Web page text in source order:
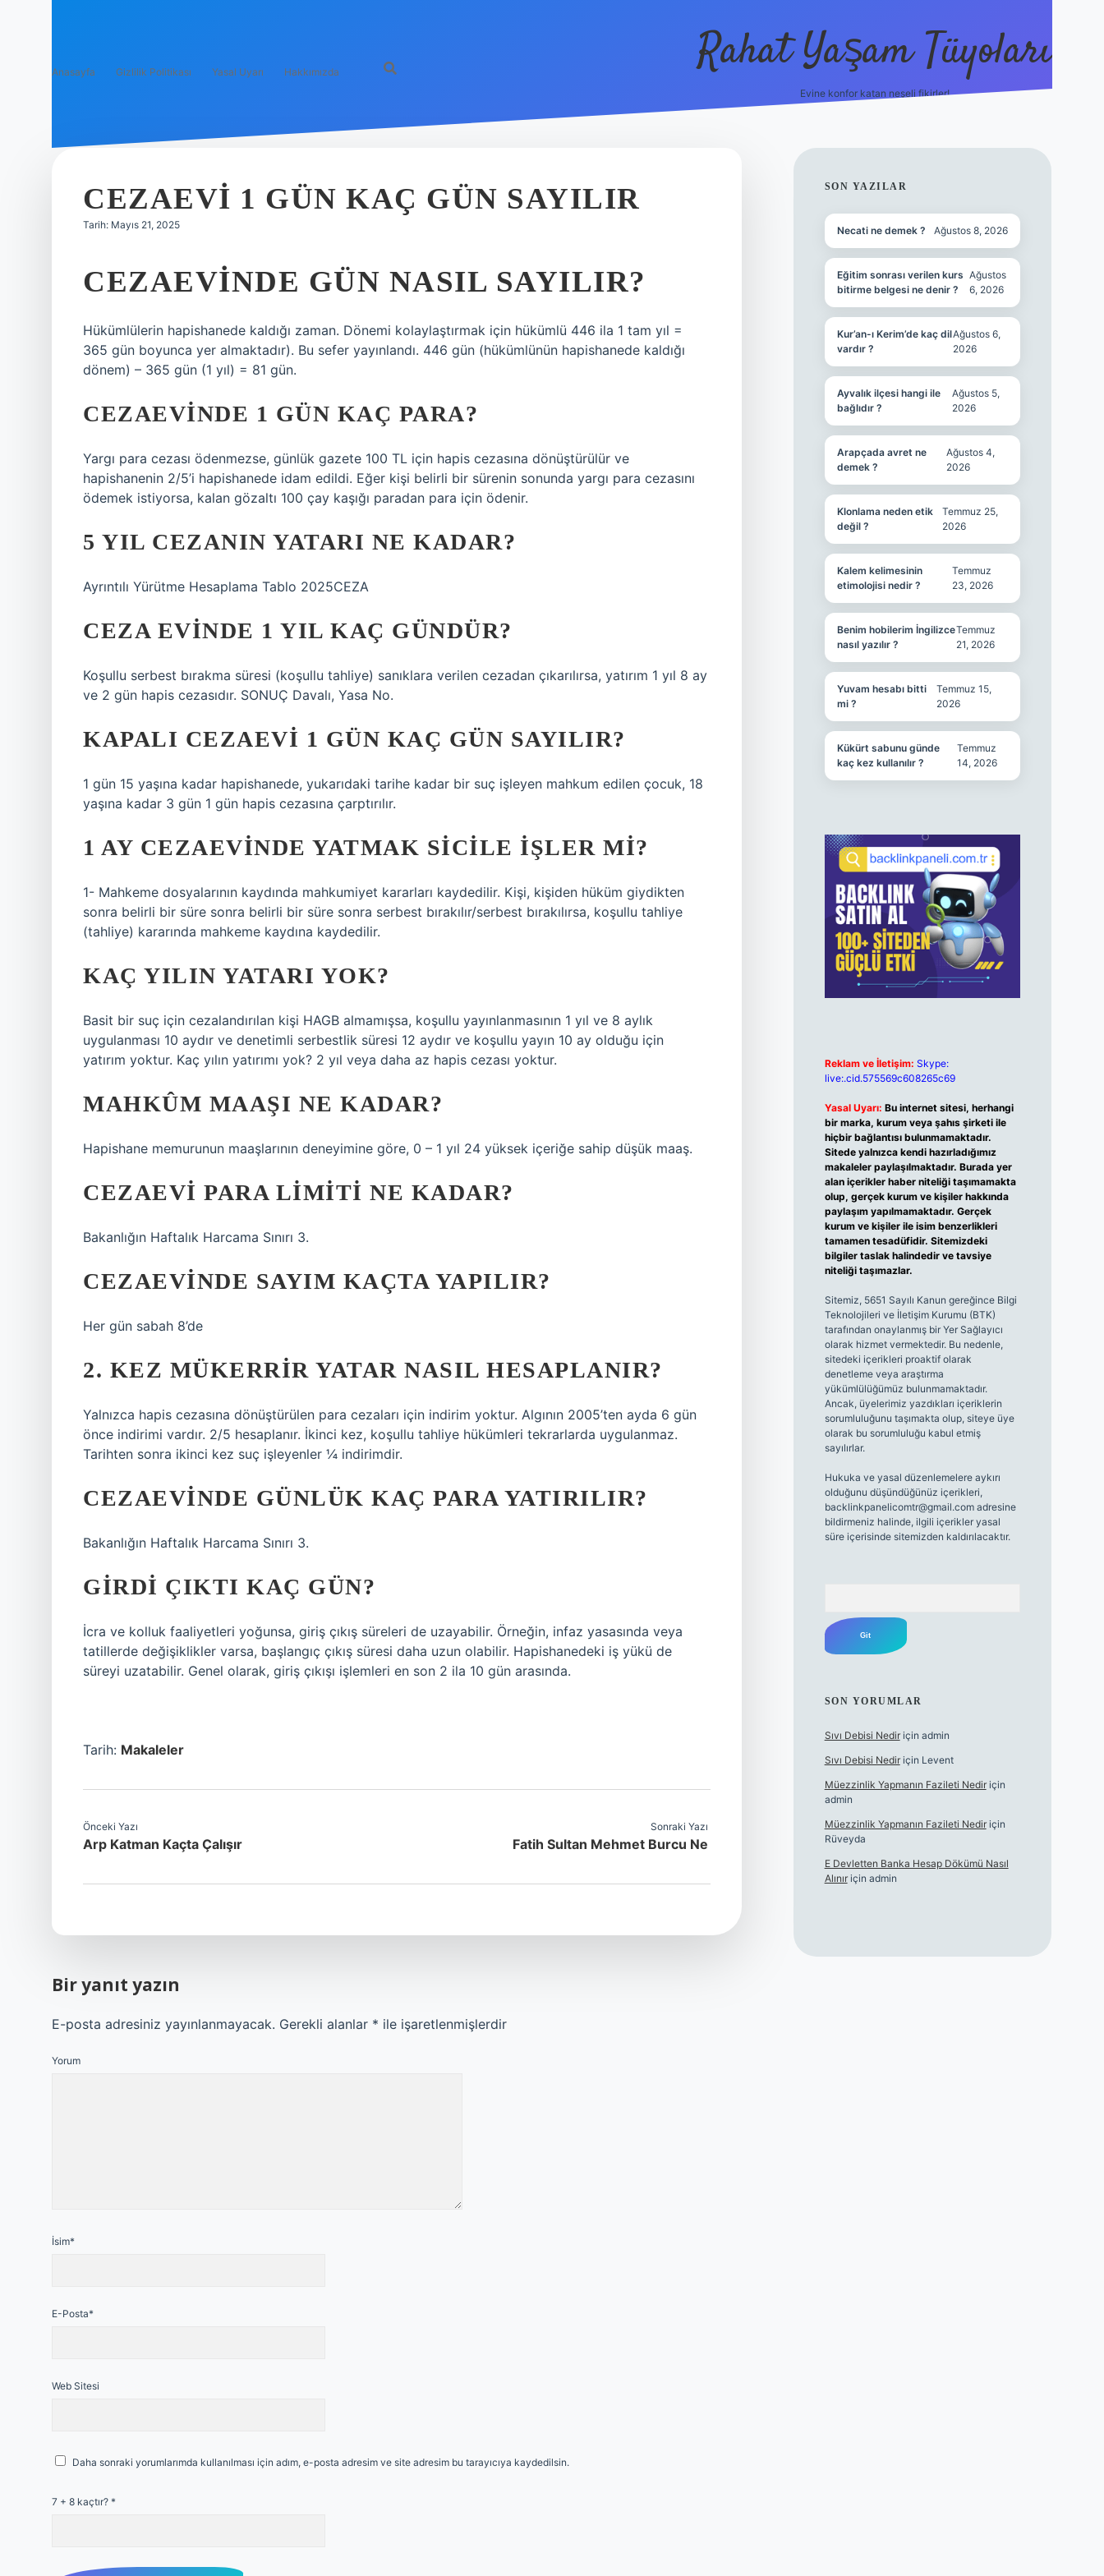
Anasayfa Gizlilik Politikası Yasal Uyarı Hakkımızda Rahat Yaşam Tüyoları
Evine konfor katan neşeli fikirler!
CEZAEVI 1 GÜN KAÇ GÜN SAYILIR
Tarih: Mayıs 21, 2025
CEZAEVINDE GÜN NASIL SAYILIR?
Hükümlülerin hapishanede kaldığı zaman. Dönemi kolaylaştırmak için hükümlü 446 ila 1 tam yıl =
365 gün boyunca yer almaktadır). Bu sefer yayınlandı. 446 gün (hükümlünün hapishanede kaldığı
dönem) – 365 gün (1 yıl) = 81 gün.
CEZAEVINDE 1 GÜN KAÇ PARA?
Yargı para cezası ödenmezse, günlük gazete 100 TL için hapis cezasına dönüştürülür ve
hapishanenin 2/5’i hapishanede idam edildi. Eğer kişi belirli bir sürenin sonunda yargı para cezasını
ödemek istiyorsa, kalan gözaltı 100 çay kaşığı paradan para için ödenir.
5 YIL CEZANIN YATARI NE KADAR?
Ayrıntılı Yürütme Hesaplama Tablo 2025CEZA
CEZA EVINDE 1 YIL KAÇ GÜNDÜR?
Koşullu serbest bırakma süresi (koşullu tahliye) sanıklara verilen cezadan çıkarılırsa, yatırım 1 yıl 8 ay
ve 2 gün hapis cezasıdır. SONUÇ Davalı, Yasa No.
KAPALI CEZAEVI 1 GÜN KAÇ GÜN SAYILIR?
1 gün 15 yaşına kadar hapishanede, yukarıdaki tarihe kadar bir suç işleyen mahkum edilen çocuk, 18
yaşına kadar 3 gün 1 gün hapis cezasına çarptırılır.
1 AY CEZAEVINDE YATMAK SICILE IŞLER MI?
1- Mahkeme dosyalarının kaydında mahkumiyet kararları kaydedilir. Kişi, kişiden hüküm giydikten
sonra belirli bir süre sonra belirli bir süre sonra serbest bırakılır/serbest bırakılırsa, koşullu tahliye
(tahliye) kararında mahkeme kaydına kaydedilir.
KAÇ YILIN YATARI YOK?
Basit bir suç için cezalandırılan kişi HAGB almamışsa, koşullu yayınlanmasının 1 yıl ve 8 aylık
uygulanması 10 aydır ve denetimli serbestlik süresi 12 aydır ve koşullu yayın 10 ay olduğu için
yatırım yoktur. Kaç yılın yatırımı yok? 2 yıl veya daha az hapis cezası yoktur.
MAHKÛM MAAŞI NE KADAR?
Hapishane memurunun maaşlarının deneyimine göre, 0 – 1 yıl 24 yüksek içeriğe sahip düşük maaş.
CEZAEVI PARA LIMITI NE KADAR?
Bakanlığın Haftalık Harcama Sınırı 3.
CEZAEVINDE SAYIM KAÇTA YAPILIR?
Her gün sabah 8’de
2. KEZ MÜKERRIR YATAR NASIL HESAPLANIR?
Yalnızca hapis cezasına dönüştürülen para cezaları için indirim yoktur. Algının 2005’ten ayda 6 gün
önce indirimi vardır. 2/5 hesaplanır. İkinci kez, koşullu tahliye hükümleri tekrarlarda uygulanmaz.
Tarihten sonra ikinci kez suç işleyenler ¼ indirimdir.
CEZAEVINDE GÜNLÜK KAÇ PARA YATIRILIR?
Bakanlığın Haftalık Harcama Sınırı 3.
GIRDI ÇIKTI KAÇ GÜN?
İcra ve kolluk faaliyetleri yoğunsa, giriş çıkış süreleri de uzayabilir. Örneğin, infaz yasasında veya
tatillerde değişiklikler varsa, başlangıç ​​çıkış süresi daha uzun olabilir. Hapishanedeki iş yükü de
süreyi uzatabilir. Genel olarak, giriş çıkışı işlemleri en son 2 ila 10 gün arasında.
Tarih: Makaleler
Önceki Yazı
Arp Katman Kaçta Çalışır
Sonraki Yazı
Fatih Sultan Mehmet Burcu Ne
Bir yanıt yazın
E-posta adresiniz yayınlanmayacak. Gerekli alanlar * ile işaretlenmişlerdir
Yorum
İsim*
E-Posta*
Web Sitesi
Daha sonraki yorumlarımda kullanılması için adım, e-posta adresim ve site adresim bu tarayıcıya kaydedilsin.
7 + 8 kaçtır? *
SIDEBAR
SON YAZILAR
Necati ne demek ? Ağustos 8, 2026
Eğitim sonrası verilen kurs
bitirme belgesi ne denir ?
Ağustos
6, 2026
Kur’an-ı Kerim’de kaç dil
vardır ?
Ağustos 6,
2026
Ayvalık ilçesi hangi ile
bağlıdır ?
Ağustos 5,
2026
Arapçada avret ne
demek ?
Ağustos 4,
2026
Klonlama neden etik
değil ?
Temmuz 25,
2026
Kalem kelimesinin
etimolojisi nedir ?
Temmuz
23, 2026
Benim hobilerim İngilizce
nasıl yazılır ?
Temmuz
21, 2026
Yuvam hesabı bitti
mi ?
Temmuz 15,
2026
Kükürt sabunu günde
kaç kez kullanılır ?
Temmuz
14, 2026
Reklam ve İletişim: Skype:
live:.cid.575569c608265c69
Yasal Uyarı: Bu internet sitesi, herhangi
bir marka, kurum veya şahıs şirketi ile
hiçbir bağlantısı bulunmamaktadır.
Sitede yalnızca kendi hazırladığımız
makaleler paylaşılmaktadır. Burada yer
alan içerikler haber niteliği taşımamakta
olup, gerçek kurum ve kişiler hakkında
paylaşım yapılmamaktadır. Gerçek
kurum ve kişiler ile isim benzerlikleri
tamamen tesadüfidir. Sitemizdeki
bilgiler taslak halindedir ve tavsiye
niteliği taşımazlar.
Sitemiz, 5651 Sayılı Kanun gereğince Bilgi
Teknolojileri ve İletişim Kurumu (BTK)
tarafından onaylanmış bir Yer Sağlayıcı
olarak hizmet vermektedir. Bu nedenle,
sitedeki içerikleri proaktif olarak
denetleme veya araştırma
yükümlülüğümüz bulunmamaktadır.
Ancak, üyelerimiz yazdıkları içeriklerin
sorumluluğunu taşımakta olup, siteye üye
olarak bu sorumluluğu kabul etmiş
sayılırlar.
Hukuka ve yasal düzenlemelere aykırı
olduğunu düşündüğünüz içerikleri,
backlinkpanelicomtr@gmail.comadresine
bildirmeniz halinde, ilgili içerikler yasal
süre içerisinde sitemizden kaldırılacaktır.
SON YORUMLAR
Sıvı Debisi Nediriçin admin
Sıvı Debisi Nediriçin Levent
Müezzinlik Yapmanın Fazileti Nediriçin
admin
Müezzinlik Yapmanın Fazileti Nediriçin
Rüveyda
E Devletten Banka Hesap Dökümü Nasıl
Alınıriçin admin
ilbet canlı maç